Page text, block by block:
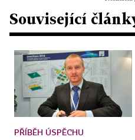
Související
PŘÍBĚH ÚSPĚCHU